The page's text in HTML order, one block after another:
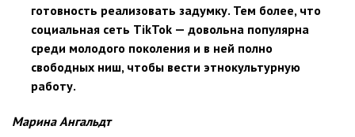
готовность реализовать задумку. Тем более, что
социальная сеть TikTok — довольна популярна
среди молодого поколения и в ней полно
свободных ниш, чтобы вести этнокультурную
работу.
Марина Ангальдт